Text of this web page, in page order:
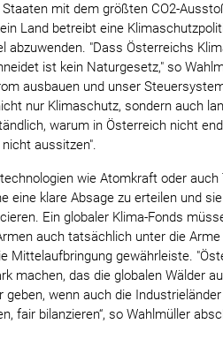
mit dem größten CO2-
Land betreibt eine
abzuwenden. "Dass Österreichs
ist kein Naturgesetz," so
ausbauen und unser
nur Klimaschutz, sondern auch
warum in Österreich nicht
aussitzen".
wie Atomkraft oder auch
eine klare Absage zu erteilen und
Ein globaler Klima-Fonds
auch tatsächlich unter die
Mittelaufbringung gewährleiste.
machen, das die globalen Wälder
wenn auch die
fair bilanzieren“, so Wahlmüller